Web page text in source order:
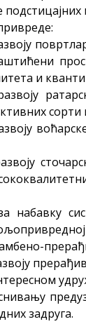
и
набавку
задруга.